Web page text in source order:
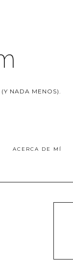
NADA MENOS).
ACERCA DE MÍ